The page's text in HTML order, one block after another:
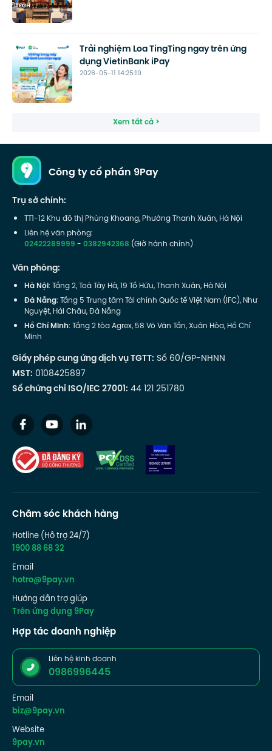
2026-05-11 14:25:19
Trải nghiệm Loa TingTing ngay trên ứng
dụng VietinBank iPay
Xem tất cả >
Công ty cổ phần 9Pay
Trụ sở chính:
TT1-12 Khu đô thị Phùng Khoang, Phường Thanh Xuân, Hà Nội
Liên hệ văn phòng:
02422289999-0382942368 (Giờ hành chính)
Văn phòng:
Hà Nội: Tầng 2, Toà Tây Hà, 19 Tố Hữu, Thanh Xuân, Hà Nội
Đà Nẵng: Tầng 5 Trung tâm Tài chính Quốc tế Việt Nam (IFC), Như
Nguyệt, Hải Châu, Đà Nẵng
Hồ Chí Minh: Tầng 2 tòa Agrex, 58 Võ Văn Tần, Xuân Hòa, Hồ Chí
Minh
Giấy phép cung ứng dịch vụ TGTT: Số 60/GP-NHNN
MST: 0108425897
Số chứng chỉ ISO/IEC 27001: 44 121 251780
Chăm sóc khách hàng
Hotline (Hỗ trợ 24/7)
1900 88 68 32
Email
hotro@9pay.vn
Hướng dẫn trợ giúp
Trên ứng dụng 9Pay
Hợp tác doanh nghiệp
Liên hệ kinh doanh
0986996445
Email
biz@9pay.vn
Website
9pay.vn